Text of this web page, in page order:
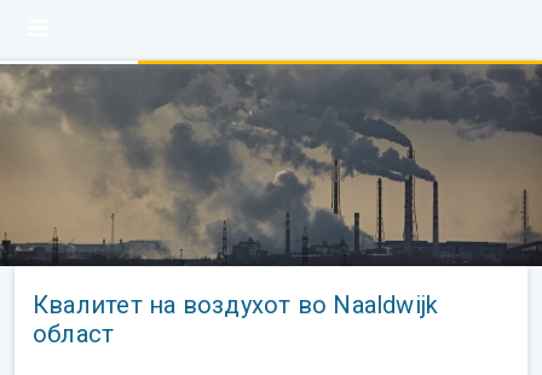
Квалитет на воздухот во Naaldwijk
област